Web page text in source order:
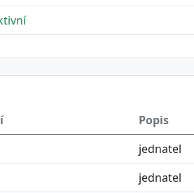
Popis
jednatel
jednatel